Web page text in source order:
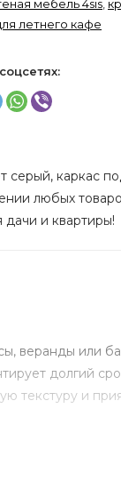
мебель 4sis
летнего кафе
серый,
любых
дачи и квартиры!
веранды или
долгий
текстуру и